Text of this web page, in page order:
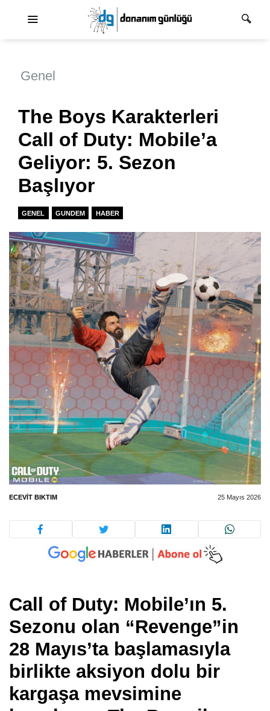
Genel
The Boys Karakterleri
Call of Duty: Mobile’a
Geliyor: 5. Sezon
Başlıyor
GENEL GUNDEM HABER
ECEVIT BIKTIM 25 Mayıs 2026
Call of Duty: Mobile’ın 5.
Sezonu olan “Revenge”in
28 Mayıs’ta başlamasıyla
birlikte aksiyon dolu bir
kargaşa mevsimine